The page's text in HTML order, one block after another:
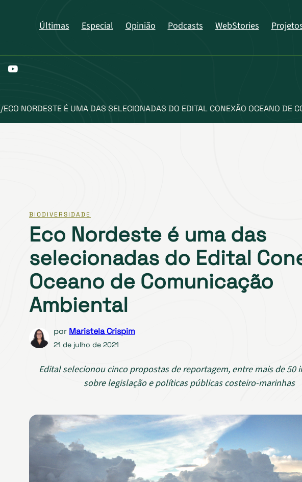
Últimas Especial Opinião Podcasts WebStories
/ECO NORDESTE É UMA DAS SELECIONADAS DO EDITAL CONEXÃO OCEANO DE
BIODIVERSIDADE
Eco Nordeste é uma das
selecionadas do Edital
Oceano de Comunicação
Ambiental
por Maristela Crispim
21 de julho de 2021
Edital selecionou cinco propostas de reportagem, entre mais de 50
sobre legislação e políticas públicas costeiro-marinhas